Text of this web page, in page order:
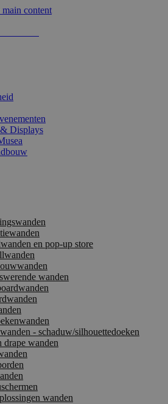
content
Displays
en pop-up store
wanden
- schaduw/silhouettedoeken
drape wanden
wanden